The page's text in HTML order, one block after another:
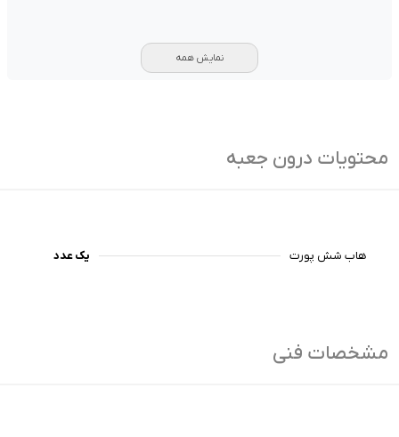
نمایش همه
محتویات درون جعبه
هاب شش پورت یک عدد
مشخصات فنی